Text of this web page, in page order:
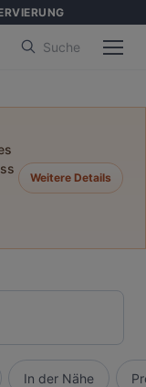
Suche
Weitere Details
In der Nähe